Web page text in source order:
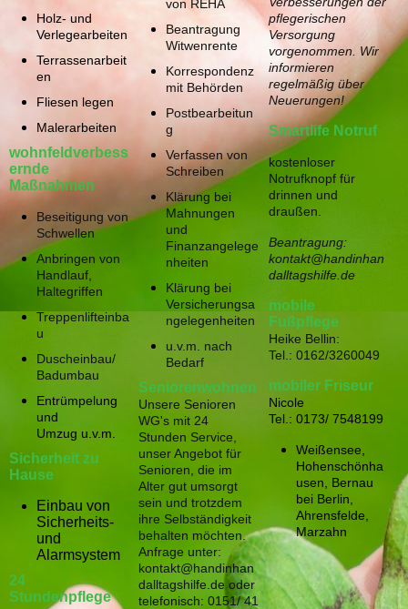
Holz- und
Verlegearbeiten
Terrassenarbeit
en
Fliesen legen
Malerarbeiten
wohnfeldverbess
ernde
Maßnahmen
Beseitigung von
Schwellen
Anbringen von
Handlauf,
Haltegriffen
Treppenlifteinba
u
Duscheinbau/
Badumbau
Entrümpelung
und
Umzug u.v.m.
Sicherheit zu
Hause
Einbau von
Sicherheits-
und
Alarmsystem
24
Stundenpflege
von REHA
Beantragung
Witwenrente
Korrespondenz
mit Behörden
Postbearbeitun
g
Verfassen von
Schreiben
Klärung bei
Mahnungen
und
Finanzangelege
nheiten
Klärung bei
Versicherungsa
ngelegenheiten
u.v.m. nach
Bedarf
Seniorenwohnen
Unsere Senioren
WG's mit 24
Stunden Service,
unser Angebot für
Senioren, die im
Alter gut umsorgt
sein und trotzdem
ihre Selbständigkeit
behalten möchten.
Anfrage unter:
kontakt@handinhan
dalltagshilfe.de oder
telefonisch: 0151/ 41
pflegerischen
Versorgung
vorgenommen. Wir
informieren
regelmäßig über
Neuerungen!
Smartlife Notruf
kostenloser
Notrufknopf für
drinnen und
draußen.
Beantragung:
kontakt@handinhan
dalltagshilfe.de
mobile
Fußpflege
Heike Bellin:
Tel.: 0162/3260049
mobiler Friseur
Nicole
Tel.: 0173/ 7548199
Weißensee,
Hohenschönha
usen, Bernau
bei Berlin,
Ahrensfelde,
Marzahn